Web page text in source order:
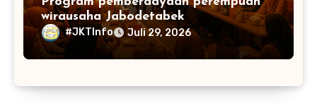
wirausaha Jabodetabek
#JKTInfo Juli 29, 2026